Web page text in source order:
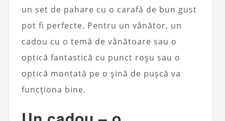
un set de pahare cu o carafă de bun gust
pot fi perfecte. Pentru un vânător, un
cadou cu o temă de vânătoare sau o
optică fantastică cu punct roșu sau o
optică montată pe o șină de pușcă va
funcționa bine.